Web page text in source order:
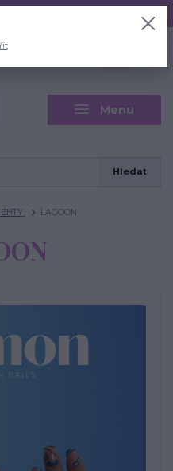
3 - 5 pracovních dní.
Menu
CZK
Hledat
LAGOON